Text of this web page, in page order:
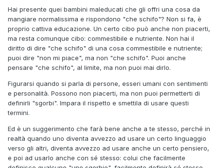
Hai presente quei bambini maleducati che gli offri una cosa da
mangiare normalissima e rispondono "che schifo"? Non si fa, è
proprio cattiva educazione. Un certo cibo può anche non piacerti,
ma resta comunque cibo: commestibile e nutriente. Non hai il
diritto di dire "che schifo" di una cosa commestibile e nutriente;
puoi dire "non mi piace", ma non "che schifo". Puoi anche
pensare "che schifo", al limite, ma non puoi mai dirlo.
Figurarsi quando si parla di persone, esseri umani con sentimenti
e personalità. Possono non piacerti, ma non puoi permetterti di
definirli "sgorbi". Impara il rispetto e smettila di usare questi
termini.
Ed è un suggerimento che farà bene anche a te stesso, perché in
realtà quando uno diventa avvezzo ad usare un certo linguaggio
verso gli altri, diventa avvezzo ad usare anche un certo pensiero,
e poi ad usarlo anche con sé stesso: colui che facilmente